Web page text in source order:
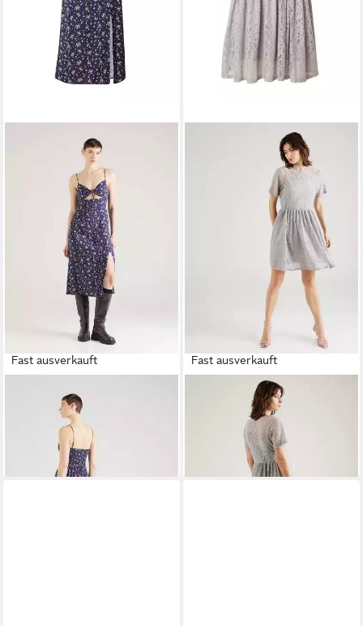
Fast ausverkauft
AÈROPOSTALE
tlg) Cut-Outs
59,90 €
Fast ausverkauft
AÈROPOSTALECocktailkleid
(1-tlg) Spitze
ab 39,92 € 49,90 €